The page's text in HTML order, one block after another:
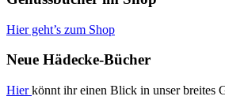
Hier geht’s zum Shop
Neue Hädecke-Bücher
Hierkönnt ihr einen Blick in unser breites